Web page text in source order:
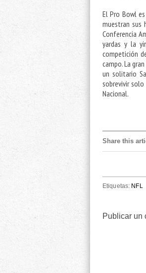
El Pro Bowl
muestran sus
Conferencia
yardas y la
competición
campo. La
un solitario
sobrevivir
Nacional.
Share this
Etiquetas: NFL
Publicar un